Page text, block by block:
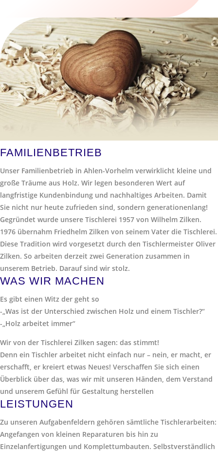
FAMILIENBETRIEB
Unser Familienbetrieb in Ahlen-Vorhelm verwirklicht kleine und
große Träume aus Holz. Wir legen besonderen Wert auf
langfristige Kundenbindung und nachhaltiges Arbeiten. Damit
Sie nicht nur heute zufrieden sind, sondern generationenlang!
Gegründet wurde unsere Tischlerei 1957 von Wilhelm Zilken.
1976 übernahm Friedhelm Zilken von seinem Vater die Tischlerei.
Diese Tradition wird vorgesetzt durch den Tischlermeister Oliver
Zilken. So arbeiten derzeit zwei Generation zusammen in
unserem Betrieb. Darauf sind wir stolz.
WAS WIR MACHEN
Es gibt einen Witz der geht so
-„Was ist der Unterschied zwischen Holz und einem Tischler?“
-„Holz arbeitet immer“
Wir von der Tischlerei Zilken sagen: das stimmt!
Denn ein Tischler arbeitet nicht einfach nur – nein, er macht, er
erschafft, er kreiert etwas Neues! Verschaffen Sie sich einen
Überblick über das, was wir mit unseren Händen, dem Verstand
und unserem Gefühl für Gestaltung herstellen
LEISTUNGEN
Zu unseren Aufgabenfeldern gehören sämtliche Tischlerarbeiten:
Angefangen von kleinen Reparaturen bis hin zu
Einzelanfertigungen und Komplettumbauten. Selbstverständlich